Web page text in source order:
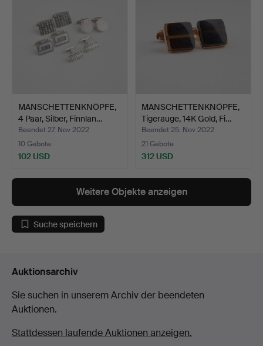
MANSCHETTENKNÖPFE,
4 Paar, Silber, Finnlan…
Beendet 27. Nov 2022
10 Gebote
102 USD
MANSCHETTENKNÖPFE,
Tigerauge, 14K Gold, Fi…
Beendet 25. Nov 2022
21 Gebote
312 USD
Weitere Objekte anzeigen
Suche speichern
Auktionsarchiv
Sie suchen in unserem Archiv der beendeten
Auktionen.
Stattdessen laufende Auktionen anzeigen.